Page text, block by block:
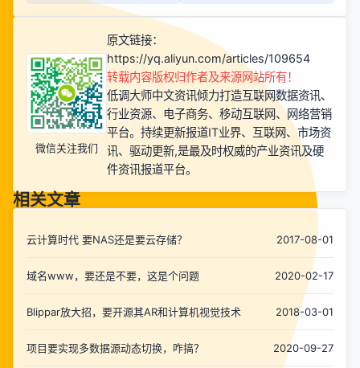
微信关注我们
原文链接：
https://yq.aliyun.com/articles/109654
转载内容版权归作者及来源网站所有！
低调大师中文资讯倾力打造互联网数据资讯、
行业资源、电子商务、移动互联网、网络营销
平台。持续更新报道IT业界、互联网、市场资
讯、驱动更新,是最及时权威的产业资讯及硬
件资讯报道平台。
相关文章
云计算时代 要NAS还是要云存储？ 2017-08-01
域名www，要还是不要，这是个问题 2020-02-17
Blippar放大招，要开源其AR和计算机视觉技术 2018-03-01
项目要实现多数据源动态切换，咋搞？ 2020-09-27